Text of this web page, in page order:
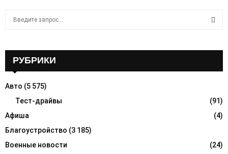
o
R
C
H
РУБРИКИ
Авто (5 575)
Тест-драйвы
(91)
Афиша
(4)
Благоустройство (3 185)
Военные новости
(24)